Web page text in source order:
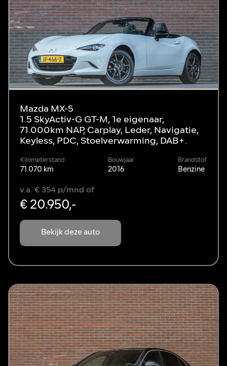
Mazda MX-5
1.5 SkyActiv-G GT-M, 1e eigenaar,
71.000km NAP, Carplay, Leder, Navigatie,
Keyless, PDC, Stoelverwarming, DAB+.
Kilometerstand
71.070 km
Bouwjaar
2016
Brandstof
Benzine
Bekijk deze auto
v.a. € 354 p/mnd of
€ 20.950,-